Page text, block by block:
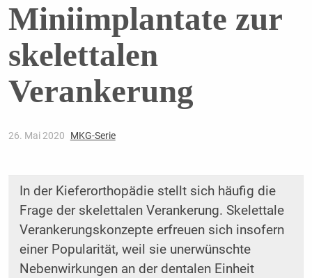
Miniimplantate zur
skelettalen
Verankerung
26. Mai 2020 MKG-Serie
In der Kieferorthopädie stellt sich häufig die
Frage der skelettalen Verankerung. Skelettale
Verankerungskonzepte erfreuen sich insofern
einer Popularität, weil sie ­unerwünschte
Nebenwirkungen an der dentalen Einheit